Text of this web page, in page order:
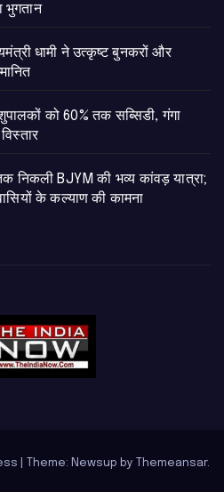
भुगतान
धामी ने उत्कृष्ट बुनकरों और
को 60% तक सब्सिडी, गंगा
निकली BJYM की भव्य कांवड़ यात्रा;
के कल्याण की कामना
Theme: Newsup by Themeansar.